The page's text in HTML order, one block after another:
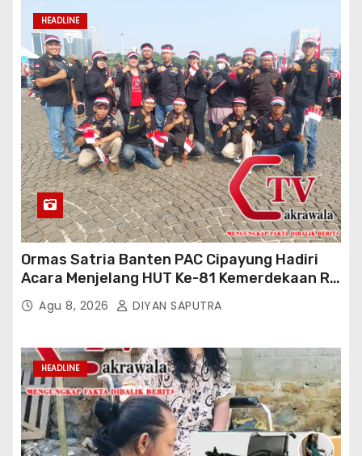
HEADLINE
Ormas Satria Banten PAC Cipayung Hadiri
Acara Menjelang HUT Ke-81 Kemerdekaan RI
Di Silang Monas
Agu 8, 2026 DIYAN SAPUTRA
HEADLINE